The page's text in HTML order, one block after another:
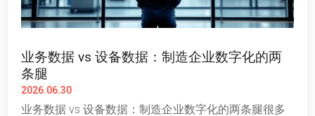
业务数据 vs 设备数据：制造企业数字化的两
条腿
2026.06.30
业务数据 vs 设备数据：制造企业数字化的两条腿很多